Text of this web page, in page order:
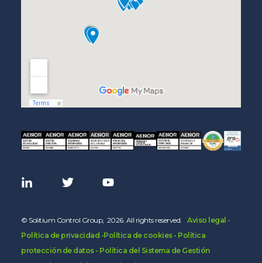
© Solitium Control Group, 2026. All rights reserved.
Aviso legal -
Política de privacidad -Política de cookies - Política
protección de datos - Política del Sistema de Gestión